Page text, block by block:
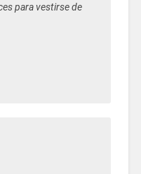
para vestirse de